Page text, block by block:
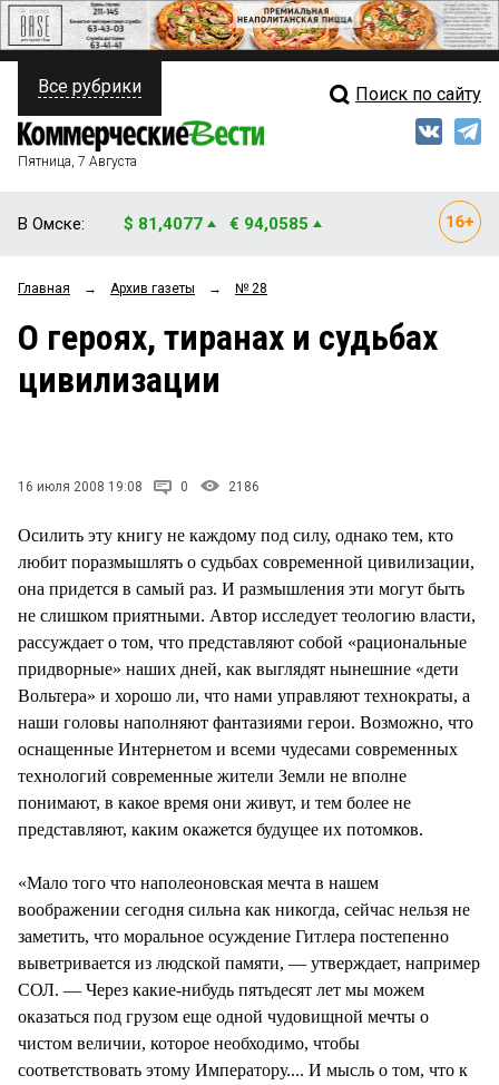
ПОЛИТИКА
ФИНАНСЫ
ОБЩЕСТВО
ЗАКОН
НОВОСТИ КОМПАНИЙ
Свежий выпуск
Рейтинги
Все рубрики Поиск по сайту
Пятница, 7 Августа
В Омске: $ 81,4077 € 94,0585
Главная → Архив газеты → № 28
О героях, тиранах и судьбах
цивилизации
16 июля 2008 19:08 0 2186
Осилить эту книгу не каждому под силу, однако тем, кто
любит поразмышлять о судьбах современной цивилизации,
она придется в самый раз. И размышления эти могут быть
не слишком приятными. Автор исследует теологию власти,
рассуждает о том, что представляют собой «рациональные
придворные» наших дней, как выглядят нынешние «дети
Вольтера» и хорошо ли, что нами управляют технократы, а
наши головы наполняют фантазиями герои. Возможно, что
оснащенные Интернетом и всеми чудесами современных
технологий современные жители Земли не вполне
понимают, в какое время они живут, и тем более не
представляют, каким окажется будущее их потомков.
«Мало того что наполеоновская мечта в нашем
воображении сегодня сильна как никогда, сейчас нельзя не
заметить, что моральное осуждение Гитлера постепенно
выветривается из людской памяти, — утверждает, например
СОЛ. — Через какие-нибудь пятьдесят лет мы можем
оказаться под грузом еще одной чудовищной мечты о
чистом величии, которое необходимо, чтобы
соответствовать этому Императору.... И мысль о том, что к